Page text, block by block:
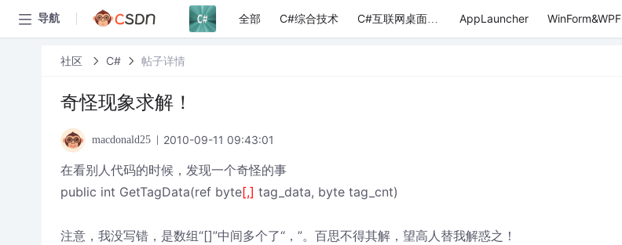
导航 全部 C#综合技术 C#互联网桌面应用 AppLauncher WinForm&WPF
社区 C# 帖子详情
奇怪现象求解！
macdonald25 2010-09-11 09:43:01
在看别人代码的时候，发现一个奇怪的事
public int GetTagData(ref byte[,] tag_data, byte tag_cnt)
注意，我没写错，是数组“[]”中间多个了“，”。百思不得其解，望高人替我解惑之！